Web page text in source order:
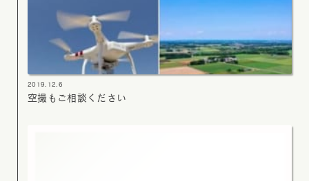
2019.12.6
空撮もご相談ください